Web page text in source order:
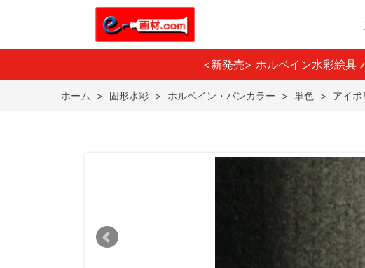
<新発売> ホルベイン水彩絵
ホーム > 固形水彩 > ホルベイン・パンカラー > 単色 > アイ